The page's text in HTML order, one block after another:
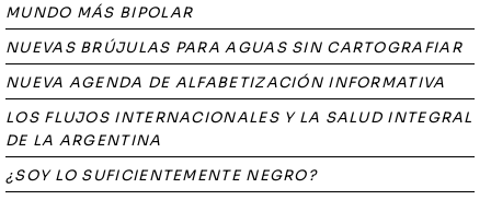
MUNDO MÁS BIPOLAR
NUEVAS BRÚJULAS PARA AGUAS SIN CARTOGRAFIAR
NUEVA AGENDA DE ALFABETIZACIÓN INFORMATIVA
LOS FLUJOS INTERNACIONALES Y LA SALUD INTEGRAL
DE LA ARGENTINA
¿SOY LO SUFICIENTEMENTE NEGRO?